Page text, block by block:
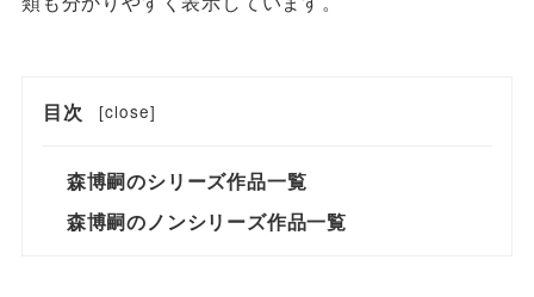
目次 [close]
森博嗣のシリーズ作品一覧
森博嗣のノンシリーズ作品一覧